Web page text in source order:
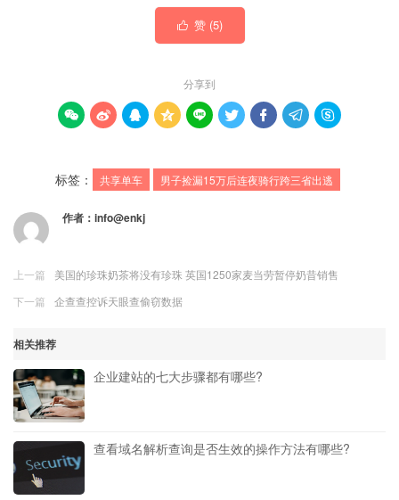
 赞 (5)
分享到
        
标签： 共享单车 男子捡漏15万后连夜骑行跨三省出逃
作者： info@enkj
上一篇
美国的珍珠奶茶将没有珍珠 英国1250家麦当劳暂停奶昔销售
下一篇
企查查控诉天眼查偷窃数据
相关推荐
企业建站的七大步骤都有哪些?
查看域名解析查询是否生效的操作方法有哪些?